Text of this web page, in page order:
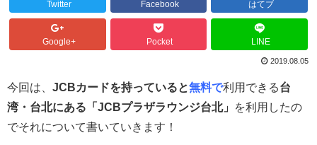
Twitter Facebook はてブ
Google+ Pocket LINE
2019.08.05
今回は、 JCBカードを持っていると無料で利用できる台
湾・台北にある「JCBプラザラウンジ台北」
を利用したの
でそれについて書いていきます！